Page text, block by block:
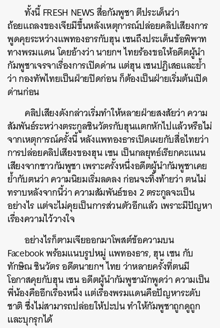
ทั้งนี้ FRESH NEWS สื่อกัมพูชา ตีประเด็นว่า
ถ้อยแถลงของเจียมีขึ้นหลังเหตุการณ์ปล่อยคลิปเสียงการ
พูดคุยระหว่างแพทองธารกับฮุน เซนถึงประเด็นข้อพิพาท
ทางพรมแดน โดยอ้างว่า นายกฯ ไทยร้องขอให้​อดีตผู้นำ
กัมพูชาเจรจาเรื่องการเปิดด่าน แต่ฮุน เซนปฏิเสธและย้ำ
ว่า กองทัพไทยเป็นฝ่ายปิดก่อน ก็ต้องเป็นฝ่ายเริ่มต้นเปิด
ด่านก่อน
คลิปเสียงดังกล่าวเริ่มทำให้หลายฝ่ายสงสัยว่า ความ
สัมพันธ์ระหว่างตระกูลชินวัตรกับฮุนแตกหักไปแล้วหรือไม่
จากเหตุการณ์ครั้งนี้ หลังแพทองธารเปิดเผยกับสื่อไทยว่า
การปล่อยคลิปเสียงของฮุน เซน เป็นกลยุทธ์เรียกคะแนน
เสียงจากชาวกัมพูชา เพราะครั้งหนึ่งอดีตผู้นำกัมพูชาเคย
ย้ำกับตนว่า ความนิยมเริ่มลดลง ก่อนจะทิ้งท้ายว่า ตนไม่
ทราบหลังจากนี้ว่า ความสัมพันธ์ของ 2 ตระกูลจะเป็น
อย่างไร แต่จะไม่คุยเป็นการส่วนตัวอีกแล้ว เพราะมีปัญหา
เรื่องความไว้วางใจ
อย่างไรก็ตามเจียออกมาโพสต์ข้อความบน
Facebook พร้อมแนบรูปหมู่ แพทองธาร, ฮุน เซน กับ
ทักษิณ ชินวัตร อดีตนายกฯ ไทย ว่าหลายครั้งที่ตนมี
โอกาสคุยกับฮุน เซน อดีตผู้นำกัมพูชามักพูดว่า ความเป็น
พี่น้องคืออีกเรื่องหนึ่ง แต่เรื่องพรมแดนคือปัญหาระดับ
ชาติ ซึ่งไม่สามารถปล่อยให้ปะปน ทำให้กัมพูชาถูกดูถูก
และบุกรุกได้